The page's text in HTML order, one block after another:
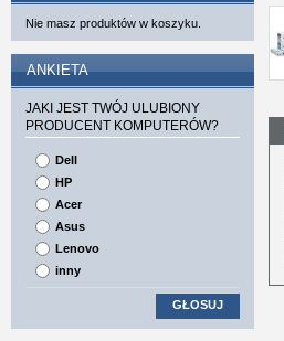
Nie masz produktów w koszyku.
ANKIETA
JAKI JEST TWÓJ ULUBIONY
PRODUCENT KOMPUTERÓW?
Dell
HP
Acer
Asus
Lenovo
inny
GŁOSUJ